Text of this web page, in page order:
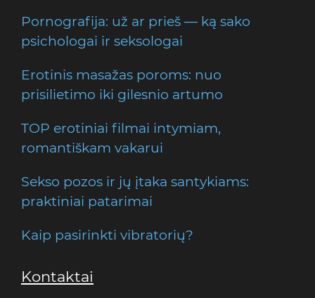
Pornografija: už ar prieš — ką sako
psichologai ir seksologai
Erotinis masažas poroms: nuo
prisilietimo iki gilesnio artumo
TOP erotiniai filmai intymiam,
romantiškam vakarui
Sekso pozos ir jų įtaka santykiams:
praktiniai patarimai
Kaip pasirinkti vibratorių?
Kontaktai